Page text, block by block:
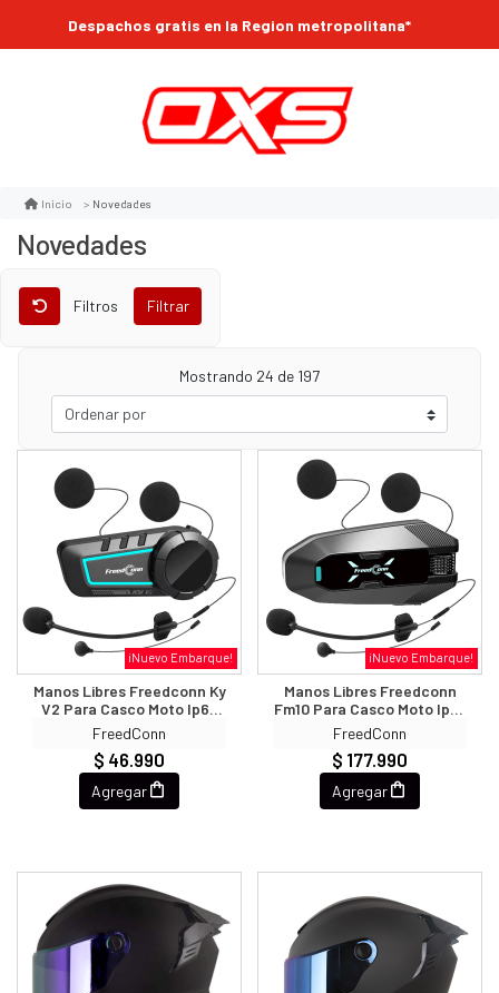
Despachos gratis en la Region metropolitana*
Inicio Novedades
Novedades
Filtros Filtrar
Mostrando 24 de 197
¡Nuevo Embarque!
Manos Libres Freedconn Ky
V2 Para Casco Moto Ip65
Intercomunicador
FreedConn
$ 46.990
Agregar
¡Nuevo Embarque!
Manos Libres Freedconn
Fm10 Para Casco Moto Ip67
Intercomunicador Mesh
FreedConn
$ 177.990
Agregar